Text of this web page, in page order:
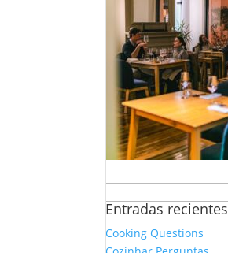
Entradas recientes
Cooking Questions